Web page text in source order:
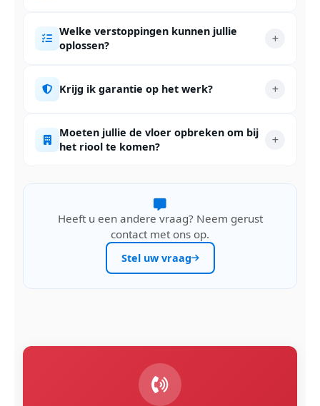
Welke verstoppingen kunnen jullie
oplossen?
Krijg ik garantie op het werk?
Moeten jullie de vloer opbreken om bij
het riool te komen?
Heeft u een andere vraag? Neem gerust
contact met ons op.
Stel uw vraag